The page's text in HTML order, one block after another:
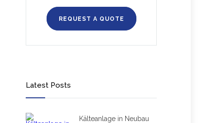
REQUEST A QUOTE
Latest Posts
Kälteanlage in Neubau